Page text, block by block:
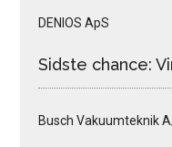
DENIOS ApS
Sidste chance:
Busch Vakuumteknik